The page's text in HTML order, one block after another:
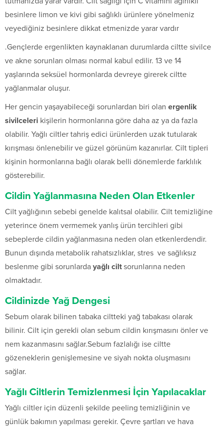
besinlere limon ve kivi gibi sağlıklı ürünlere yönelmeniz
veyediğiniz besinlere dikkat etmenizde yarar vardır
.Gençlerde ergenlikten kaynaklanan durumlarda ciltte sivilce
ve akne sorunları olması normal kabul edilir. 13 ve 14
yaşlarında seksüel hormonlarda devreye girerek ciltte
yağlanmalar oluşur.
Her gencin yaşayabileceği sorunlardan biri olan ergenlik
sivilceleri kişilerin hormonlarına göre daha az ya da fazla
olabilir. Yağlı ciltler tahriş edici ürünlerden uzak tutularak
kırışması önlenebilir ve güzel görünüm kazanırlar. Cilt tipleri
kişinin hormonlarına bağlı olarak belli dönemlerde farklılık
gösterebilir.
Cildin Yağlanmasına Neden Olan Etkenler
Cilt yağlığının sebebi genelde kalıtsal olabilir. Cilt temizliğine
yeterince önem vermemek yanlış ürün tercihleri gibi
sebeplerde cildin yağlanmasına neden olan etkenlerdendir.
Bunun dışında metabolik rahatsızlıklar, stres ve sağlıksız
beslenme gibi sorunlarda yağlı cilt sorunlarına neden
olmaktadır.
Cildinizde Yağ Dengesi
Sebum olarak bilinen tabaka ciltteki yağ tabakası olarak
bilinir. Cilt için gerekli olan sebum cildin kırışmasını önler ve
nem kazanmasını sağlar.Sebum fazlalığı ise ciltte
gözeneklerin genişlemesine ve siyah nokta oluşmasını
sağlar.
Yağlı Ciltlerin Temizlenmesi İçin Yapılacaklar
Yağlı ciltler için düzenli şekilde peeling temizliğinin ve
günlük bakımın yapılması gerekir. Çevre şartları ve hava